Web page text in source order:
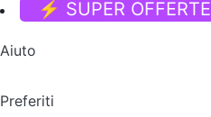
⚡ SUPER OFFERTE
Aiuto
Preferiti